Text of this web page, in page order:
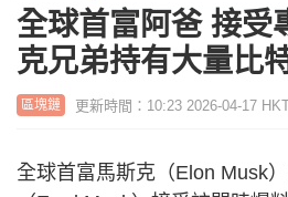
全球首富阿爸 接受
克兄弟持有大量比
區塊鏈 更新時間：10:23 2026-04-17
全球首富馬斯克（Elon Musk